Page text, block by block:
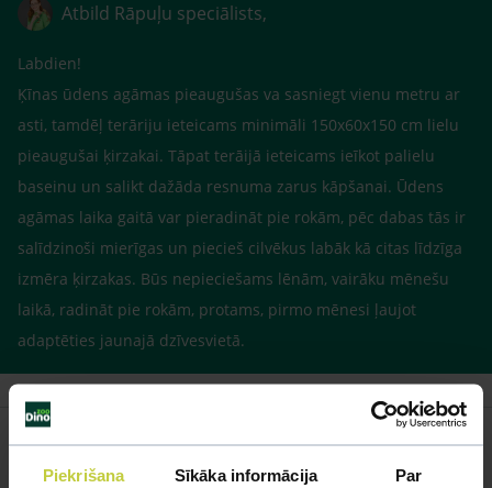
Piekrišana Sīkāka informācija Par
Atbild Rāpuļu speciālists,
Labdien!
Ķīnas ūdens agāmas pieaugušas va sasniegt vienu metru ar
asti, tamdēļ terāriju ieteicams minimāli 150x60x150 cm lielu
pieaugušai ķirzakai. Tāpat terāijā ieteicams ieīkot palielu
baseinu un salikt dažāda resnuma zarus kāpšanai. Ūdens
agāmas laika gaitā var pieradināt pie rokām, pēc dabas tās ir
salīdzinoši mierīgas un piecieš cilvēkus labāk kā citas līdzīga
izmēra ķirzakas. Būs nepieciešams lēnām, vairāku mēnešu
laikā, radināt pie rokām, protams, pirmo mēnesi ļaujot
adaptēties jaunajā dzīvesvietā.